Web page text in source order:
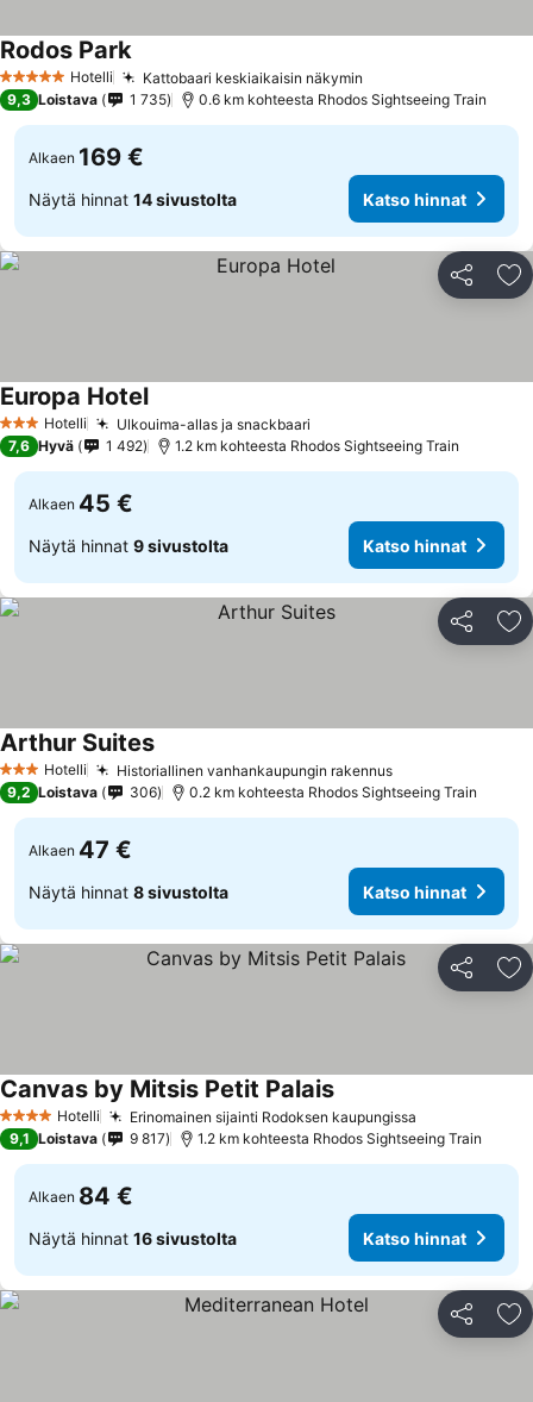
5 Tähtiluokitus
Hotelli Kattobaari keskiaikaisin näkymin
Rodos ParkKatso hinnat
9,3 Loistava 1 735 0.6 km kohteesta Rhodos Sightseeing Train
Alkaen 169 €
Näytä hinnat 14 sivustolta Katso hinnat
Jaa
3 Tähtiluokitus
Hotelli Ulkouima-allas ja snackbaari
Europa HotelKatso hinnat
7,6 Hyvä 1 492 1.2 km kohteesta Rhodos Sightseeing Train
Alkaen 45 €
Näytä hinnat 9 sivustolta Katso hinnat
Jaa
3 Tähtiluokitus
Hotelli Historiallinen vanhankaupungin rakennusKatso hinnat
Arthur SuitesKatso hinnat
9,2 Loistava 306 0.2 km kohteesta Rhodos Sightseeing Train
Alkaen 47 €
Näytä hinnat 8 sivustolta Katso hinnat
Jaa
4 Tähtiluokitus
Hotelli Erinomainen sijainti Rodoksen kaupungissa
Canvas by Mitsis Petit PalaisKatso hinnat
9,1 Loistava 9 817 1.2 km kohteesta Rhodos Sightseeing Train
Alkaen 84 €
Näytä hinnat 16 sivustolta Katso hinnat
Jaa